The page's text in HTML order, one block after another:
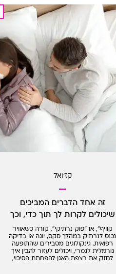
קז'ואל
זה אחד הדברים המביכים
שיכולים לקרות לך תוך כדי, וכך
תתמודדי
קוויף", או "פוק נרתיקי", קורה כשאוויר
נכנס לנרתיק במהלך סקס, יוגה או בדיקה
רפואית. גינקולוגים מסבירים שהתופעה
נורמלית לגמרי, ויכולים לעזור להבין איך
לחזק את רצפת האגן להפחתת הסיכוי,